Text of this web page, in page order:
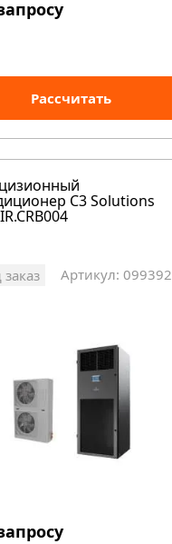
Рассчитать
C3 Solutions
Артикул: 099392